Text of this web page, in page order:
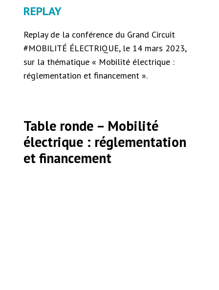
REPLAY
Replay de la conférence du Grand Circuit
#MOBILITÉ ÉLECTRIQUE, le 14 mars 2023,
sur la thématique « Mobilité électrique :
réglementation et financement ».
Table ronde – Mobilité
électrique : réglementation
et financement